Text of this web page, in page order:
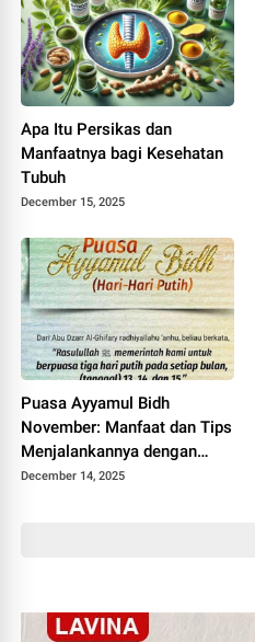
Apa Itu Persikas dan
Manfaatnya bagi Kesehatan
Tubuh
December 15, 2025
Puasa Ayyamul Bidh
November: Manfaat dan Tips
Menjalankannya dengan
Benar
December 14, 2025